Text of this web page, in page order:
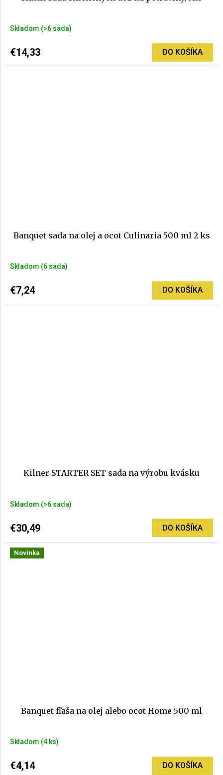
Skladom (>6 sada)
€14,33 DO KOŠÍKA
Banquet sada na olej a ocot Culinaria 500 ml 2 ks
Skladom (6 sada)
€7,24 DO KOŠÍKA
Kilner STARTER SET sada na výrobu kvásku
Skladom (>6 sada)
€30,49 DO KOŠÍKA
Novinka
Banquet fľaša na olej alebo ocot Home 500 ml
Skladom (4 ks)
€4,14 DO KOŠÍKA